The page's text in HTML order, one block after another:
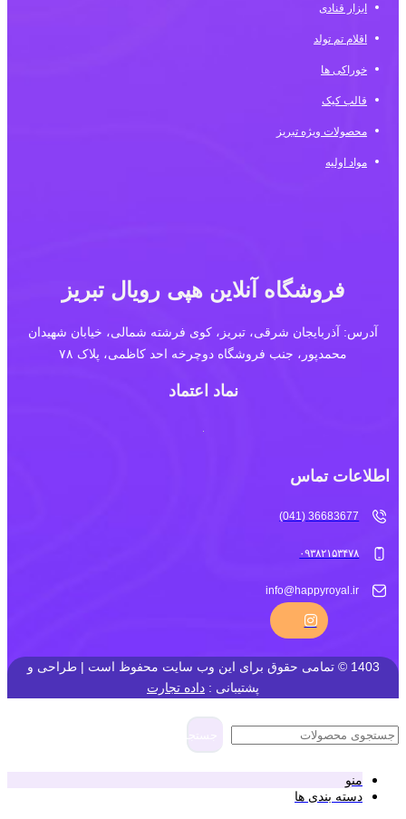
ابزار قنادی
اقلام تم تولد
خوراکی ها
قالب کیک
محصولات ویژه تبریز
مواد اولیه
فروشگاه آنلاین هپی رویال تبریز
آدرس: آذربایجان شرقی، تبریز، کوی فرشته شمالی، خیابان شهیدان
محمدپور، جنب فروشگاه دوچرخه احد کاظمی، پلاک ۷۸
نماد اعتماد
اطلاعات تماس
36683677 (041)
۰۹۳۸۲۱۵۳۴۷۸
info@happyroyal.ir
1403 © تمامی حقوق برای این وب سایت محفوظ است | طراحی و
پشتیبانی : داده تجارت
منو
دسته بندی ها